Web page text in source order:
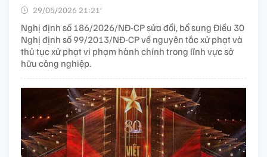
29/05/2026 21:21’
Nghị định số 186/2026/NĐ-CP sửa đổi, bổ sung Điều 30
Nghị định số 99/2013/NĐ-CP về nguyên tắc xử phạt và
thủ tục xử phạt vi phạm hành chính trong lĩnh vực sở
hữu công nghiệp.